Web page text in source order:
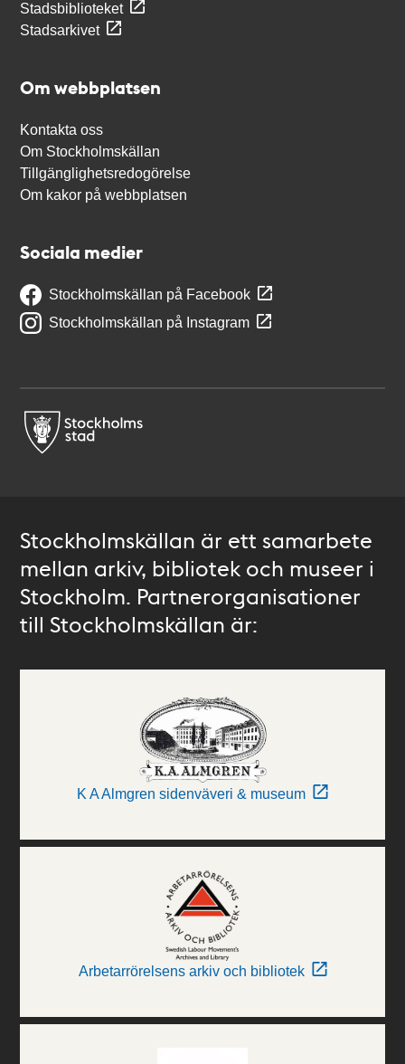
Stadsbiblioteket
Stadsarkivet
Om webbplatsen
Kontakta oss
Om Stockholmskällan
Tillgänglighetsredogörelse
Om kakor på webbplatsen
Sociala medier
Stockholmskällan på Facebook
Stockholmskällan på Instagram
Stockholmskällan är ett samarbete
mellan arkiv, bibliotek och museer i
Stockholm. Partnerorganisationer
till Stockholmskällan är:
K A Almgren sidenväveri & museum
Arbetarrörelsens arkiv och bibliotek